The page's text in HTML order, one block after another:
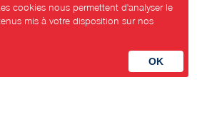
cookies nous permettent d'analyser le
mis à votre disposition sur nos